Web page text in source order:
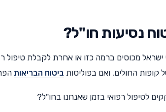
ישראל מכוסים ברמה כזו או אחרת לקבלת
החולים, ואם בפוליסות ביטוח הבריאות
לטיפול רפואי בזמן שאנחנו בחו"ל?